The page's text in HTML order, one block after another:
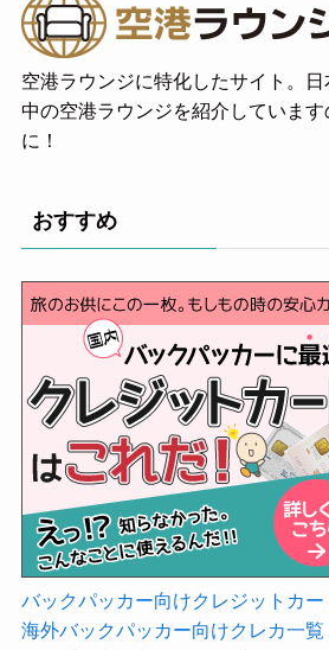
空港ラウンジに特化したサイト。
中の空港ラウンジを紹介していま
に！
おすすめ
バックパッカー向けクレジットカー
海外バックパッカー向けクレカ一覧